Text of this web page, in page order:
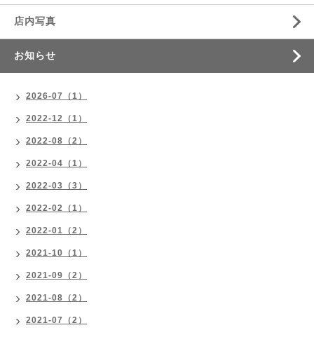
店内写真
お知らせ
2026-07（1）
2022-12（1）
2022-08（2）
2022-04（1）
2022-03（3）
2022-02（1）
2022-01（2）
2021-10（1）
2021-09（2）
2021-08（2）
2021-07（2）